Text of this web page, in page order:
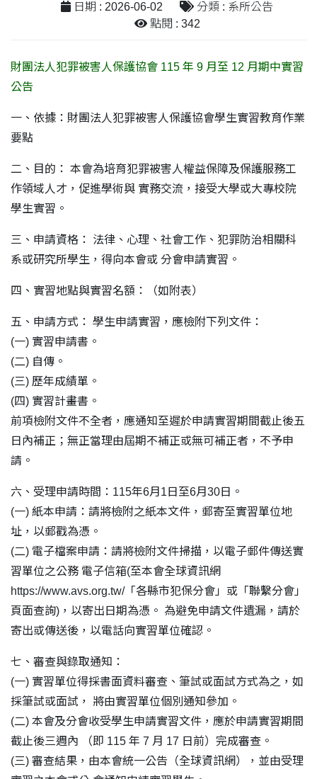
日期 : 2026-06-02
分類 : 系所公告
點閱 : 342
財團法人犯罪被害人保護協會 115 年 9 月至 12 月期中實習
公告
一、依據：財團法人犯罪被害人保護協會學生實習教育作業
要點
二、目的： 本會為培育犯罪被害人權益保障及保護服務工
作領域人才，促進學術與 實務交流，接受大學或大專校院
學生實習。
三、申請資格： 法律、心理、社會工作、犯罪防治相關科
系或研究所學生，得向本會或 分會申請實習。
四、實習地點與實習名額：（如附表）
五、申請方式： 學生申請實習，應檢附下列文件：
(一) 實習申請書。
(二) 自傳。
(三) 歷年成績單。
(四) 實習計畫書。
前項檢附文件不全者，應通知至遲於申請實習期間截止後五
日內補正；無正當理由屆期不補正或無可補正者，不予申
請。
六、受理申請時間：115年6月1日至6月30日。
(一) 紙本申請：請將檢附之紙本文件，郵寄至實習單位地
址，以郵戳為憑。
(二) 電子檔案申請：請將檢附文件掃描，以電子郵件傳送實
習單位之公務 電子信箱(至本會全球資訊網
https://www.avs.org.tw/「各縣市犯保分會」或「聯繫分會」
頁面查詢)，以寄出日期為憑。 為避免申請文件遺漏，請於
寄出或傳送後，以電話向實習單位確認。
七、審查與錄取通知：
(一) 實習單位得採書面資料審查、筆試或面試方式為之，如
採筆試或面試， 將由實習單位個別通知參加。
(二) 本會及分會收受學生申請實習文件，應於申請實習期間
截止後三週內 （即 115 年 7 月 17 日前）完成審查。
(三) 審查結果，由本會統一公告（全球資訊網），並由受理